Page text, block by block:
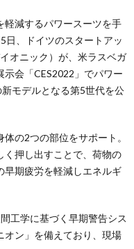
軽減するパワースーツを手
日、ドイツのスタートアッ
オニック）が、米ラスベガ
会「CES2022」でパワー
モデルとなる第5世代を公
の2つの部位をサポート。
く押し出すことで、荷物の
早期疲労を軽減しエネルギ
工学に基づく早期警告シス
オン」を備えており、現場